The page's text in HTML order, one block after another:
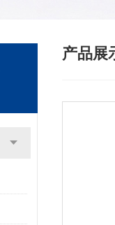
产品展